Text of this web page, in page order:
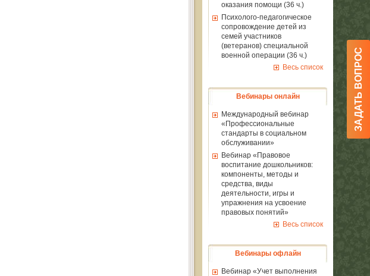
оказания помощи (36 ч.)
Психолого-педагогическое
сопровождение детей из
семей участников
(ветеранов) специальной
военной операции (36 ч.)
Весь список
Вебинары онлайн
Международный вебинар
«Профессиональные
стандарты в социальном
обслуживании»
Вебинар «Правовое
воспитание дошкольников:
компоненты, методы и
средства, виды
деятельности, игры и
упражнения на усвоение
правовых понятий»
Весь список
Вебинары офлайн
Вебинар «Учет выполнения
ЗАДАТЬ ВОПРОС